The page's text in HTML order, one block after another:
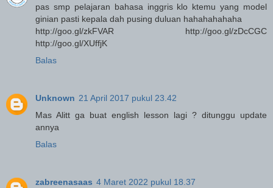
pas smp pelajaran bahasa inggris klo ktemu yang model
ginian pasti kepala dah pusing duluan hahahahahaha
http://goo.gl/zkFVAR http://goo.gl/zDcCGC
http://goo.gl/XUffjK
Balas
Unknown 21 April 2017 pukul 23.42
Mas Alitt ga buat english lesson lagi ? ditunggu update
annya
Balas
zabreenasaas 4 Maret 2022 pukul 18.37